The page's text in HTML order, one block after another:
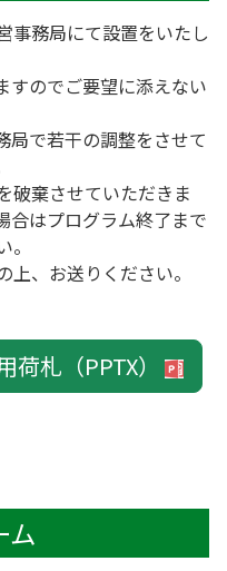
事務局にて設置をいたし
すのでご要望に添えない
局で若干の調整をさせて
破棄させていただきま
合はプログラム終了まで
、お送りください。
札（PPTX）
ム